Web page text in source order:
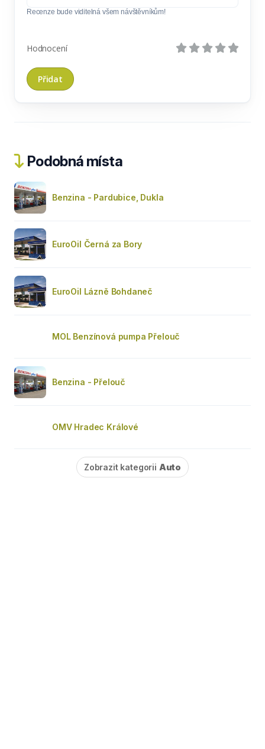
Recenze bude viditelná všem návštěvníkům!
Hodnocení
Podobná místa
Benzina - Pardubice, Dukla
EuroOil Černá za Bory
EuroOil Lázně Bohdaneč
MOL Benzínová pumpa Přelouč
Benzina - Přelouč
OMV Hradec Králové
Zobrazit kategorii Auto